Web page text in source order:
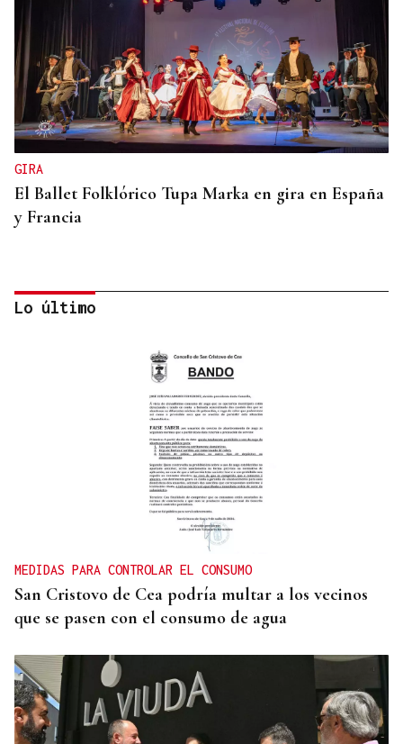
GIRA
El Ballet Folklórico Tupa Marka en gira en España
y Francia
Naturales de Galicia celebra el dia de la Patria
gallega venerando al Apóstol Santiago
Lo último
MEDIDAS PARA CONTROLAR EL CONSUMO
San Cristovo de Cea podría multar a los vecinos
que se pasen con el consumo de agua